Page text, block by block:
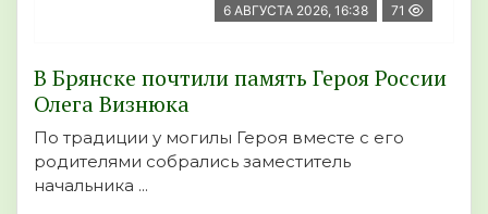
6 АВГУСТА 2026, 16:38 71
В Брянске почтили память Героя России
Олега Визнюка
По традиции у могилы Героя вместе с его
родителями собрались заместитель
начальника ...